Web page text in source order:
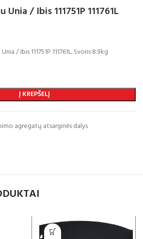
/ Ibis 111751P 111761L
/ Ibis 111751P 111761L. Svoris 8.9kg
Į KREPŠELĮ
agregatų atsarginės dalys